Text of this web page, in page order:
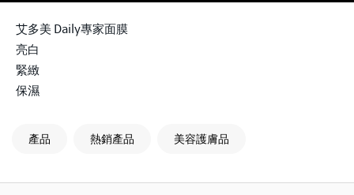
艾多美 Daily專家面膜
亮白
緊緻
保濕
產品 熱銷產品 美容護膚品